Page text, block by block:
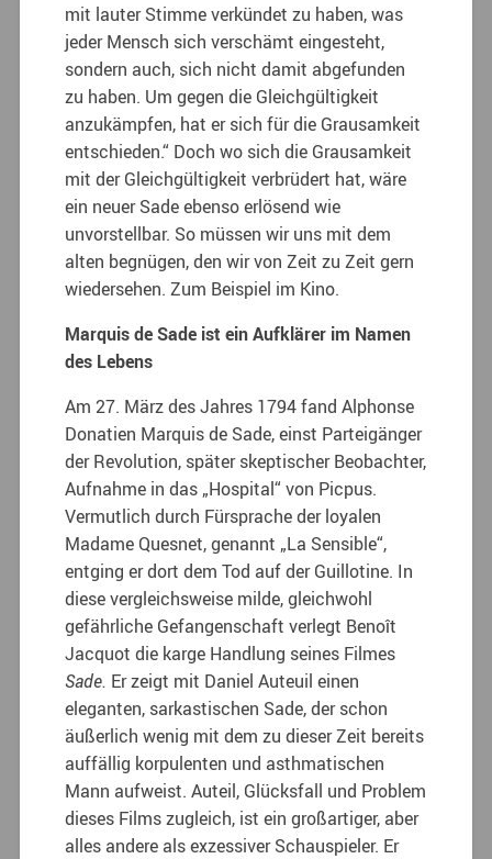
mit lauter Stimme verkündet zu haben, was
jeder Mensch sich verschämt eingesteht,
sondern auch, sich nicht damit abgefunden
zu haben. Um gegen die Gleichgültigkeit
anzukämpfen, hat er sich für die Grausamkeit
entschieden.“ Doch wo sich die Grausamkeit
mit der Gleichgültigkeit verbrüdert hat, wäre
ein neuer Sade ebenso erlösend wie
unvorstellbar. So müssen wir uns mit dem
alten begnügen, den wir von Zeit zu Zeit gern
wiedersehen. Zum Beispiel im Kino.
Marquis de Sade ist ein Aufklärer im Namen
des Lebens
Am 27. März des Jahres 1794 fand Alphonse
Donatien Marquis de Sade, einst Parteigänger
der Revolution, später skeptischer Beobachter,
Aufnahme in das „Hospital“ von Picpus.
Vermutlich durch Fürsprache der loyalen
Madame Quesnet, genannt „La Sensible“,
entging er dort dem Tod auf der Guillotine. In
diese vergleichsweise milde, gleichwohl
gefährliche Gefangenschaft verlegt Benoît
Jacquot die karge Handlung seines Filmes
Sade. Er zeigt mit Daniel Auteuil einen
eleganten, sarkastischen Sade, der schon
äußerlich wenig mit dem zu dieser Zeit bereits
auffällig korpulenten und asthmatischen
Mann aufweist. Auteil, Glücksfall und Problem
dieses Films zugleich, ist ein großartiger, aber
alles andere als exzessiver Schauspieler. Er